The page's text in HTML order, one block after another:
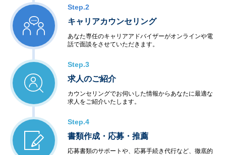
Step.2
キャリアカウンセリング
あなた専任のキャリアアドバイザーがオンラインや電
話で面談をさせていただきます。
Step.3
求人のご紹介
カウンセリングでお伺いした情報からあなたに最適な
求人をご紹介いたします。
Step.4
書類作成・応募・推薦
応募書類のサポートや、応募手続き代行など、徹底的